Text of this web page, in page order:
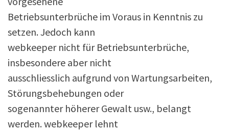
Betriebsunterbrüche im Voraus in Kenntnis zu
setzen. Jedoch kann
webkeeper nicht für Betriebsunterbrüche,
insbesondere aber nicht
ausschliesslich aufgrund von Wartungsarbeiten,
Störungsbehebungen oder
sogenannter höherer Gewalt usw., belangt
werden. webkeeper lehnt